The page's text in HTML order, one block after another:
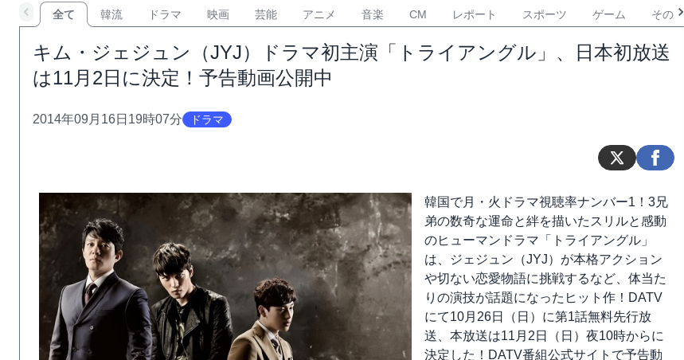
全て 韓流 ドラマ 映画 芸能 アニメ 音楽 CM レポート スポーツ ゲーム その他
キム・ジェジュン（JYJ）ドラマ初主演「トライアングル」、日本初放送
は11月2日に決定！予告動画公開中
2014年09月16日19時07分 ドラマ
韓国で月・火ドラマ視聴率ナンバー1！3兄
弟の数奇な運命と絆を描いたスリルと感動
のヒューマンドラマ「トライアングル」
は、ジェジュン（JYJ）が本格アクション
や切ない恋愛物語に挑戦するなど、体当た
りの演技が話題になったヒット作！DATV
にて10月26日（日）に第1話無料先行放
送、本放送は11月2日（日）夜10時からに
決定した！DATV番組公式サイトで予告動